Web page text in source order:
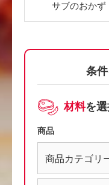
サブのおかず
条
材料を選
商品